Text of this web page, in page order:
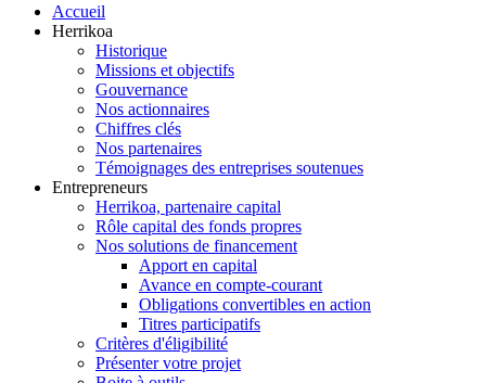
Accueil
Herrikoa
Historique
Missions et objectifs
Gouvernance
Nos actionnaires
Chiffres clés
Nos partenaires
Témoignages des entreprises soutenues
Entrepreneurs
Herrikoa, partenaire capital
Rôle capital des fonds propres
Nos solutions de financement
Apport en capital
Avance en compte-courant
Obligations convertibles en action
Titres participatifs
Critères d'éligibilité
Présenter votre projet